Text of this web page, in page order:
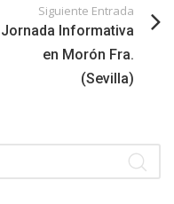
Siguiente Entrada
Jornada Informativa
en Morón Fra.
(Sevilla)